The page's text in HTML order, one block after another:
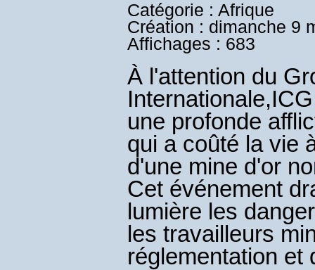
Catégorie : Afrique
Création : dimanche 9
Affichages : 683
À l'attention du
une profonde
qui a coûté la vie
d'une mine d'or
Cet événement
lumière les
les travailleurs
réglementation et